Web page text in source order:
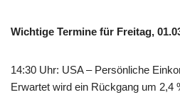
Wichtige Termine für Freitag,
14:30 Uhr: USA – Persönliche
Erwartet wird ein Rückgang um 2,4